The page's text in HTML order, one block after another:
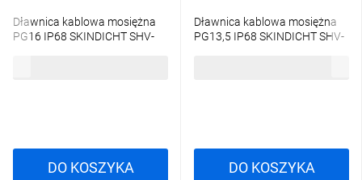
Dławnica kablowa mosiężna
PG16 IP68 SKINDICHT SHV-
DO KOSZYKA
Dławnica kablowa mosiężna
PG13,5 IP68 SKINDICHT SHV-
DO KOSZYKA